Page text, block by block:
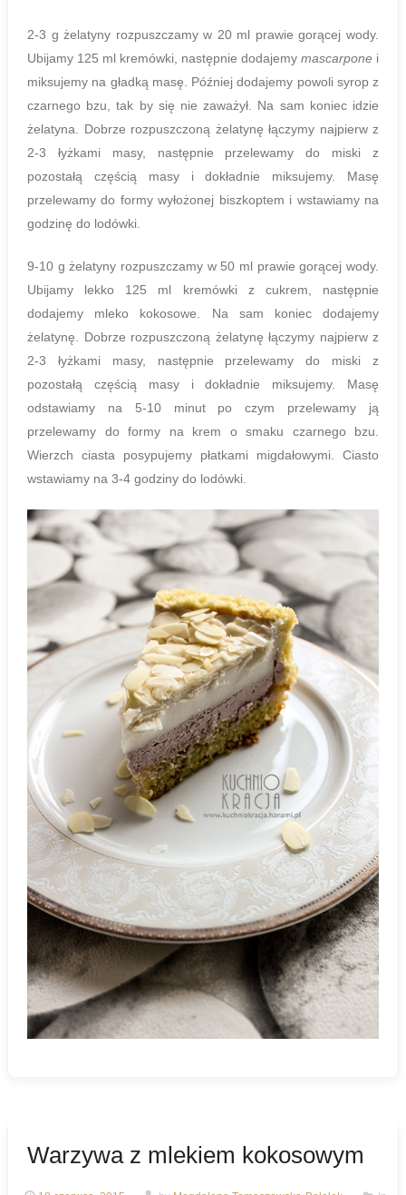
2-3 g żelatyny rozpuszczamy w 20 ml prawie gorącej wody.
Ubijamy 125 ml kremówki, następnie dodajemy mascarpone i
miksujemy na gładką masę. Później dodajemy powoli syrop z
czarnego bzu, tak by się nie zaważył. Na sam koniec idzie
żelatyna. Dobrze rozpuszczoną żelatynę łączymy najpierw z
2-3 łyżkami masy, następnie przelewamy do miski z
pozostałą częścią masy i dokładnie miksujemy. Masę
przelewamy do formy wyłożonej biszkoptem i wstawiamy na
godzinę do lodówki.
9-10 g żelatyny rozpuszczamy w 50 ml prawie gorącej wody.
Ubijamy lekko 125 ml kremówki z cukrem, następnie
dodajemy mleko kokosowe. Na sam koniec dodajemy
żelatynę. Dobrze rozpuszczoną żelatynę łączymy najpierw z
2-3 łyżkami masy, następnie przelewamy do miski z
pozostałą częścią masy i dokładnie miksujemy. Masę
odstawiamy na 5-10 minut po czym przelewamy ją
przelewamy do formy na krem o smaku czarnego bzu.
Wierzch ciasta posypujemy płatkami migdałowymi. Ciasto
wstawiamy na 3-4 godziny do lodówki.
Warzywa z mlekiem kokosowym